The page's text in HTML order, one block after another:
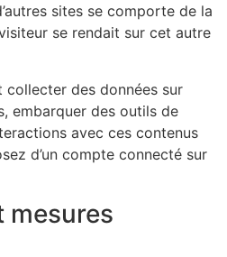
sites se comporte de la
se rendait sur cet autre
collecter des données sur
embarquer des outils de
avec ces contenus
d’un compte connecté sur
mesures